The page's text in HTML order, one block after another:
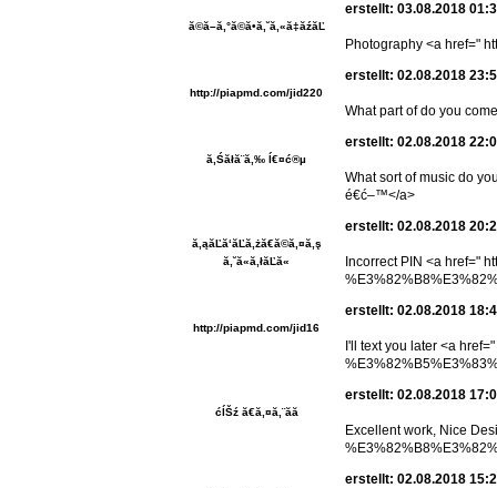
ă©ă–ă‚°ă©ă•ă‚˘ă‚«ă‡ăźăĽ
erstellt: 03.08.2018
Photography <a href="
http://piapmd.com/jid220
erstellt: 02.08.2018
What part of do you come
ă‚Śăłă¨ă‚‰ ĺ€¤ć®µ
erstellt: 02.08.2018
What sort of music do
é€ć–™</a>
ă‚ąăĽă‘ăĽă‚żă€ă©ă‚¤ă‚ş
ă‚˘ă«ă‚łăĽă«
erstellt: 02.08.2018
Incorrect PIN <a href="
http://piapmd.com/jid16
erstellt: 02.08.2018
I'll text you later <a
ćĺŠź ă€ă‚¤ă‚¨ăă
erstellt: 02.08.2018
Excellent work, Nice
erstellt: 02.08.2018